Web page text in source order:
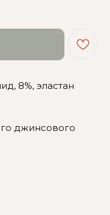
8%, эластан
джинсового